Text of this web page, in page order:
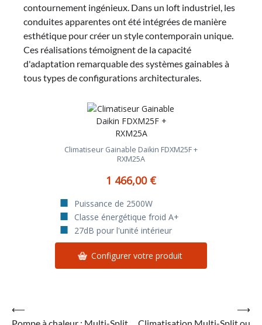
contournement ingénieux. Dans un loft industriel, les
conduites apparentes ont été intégrées de manière
esthétique pour créer un style contemporain unique.
Ces réalisations témoignent de la capacité
d'adaptation remarquable des systèmes gainables à
tous types de configurations architecturales.
Climatiseur Gainable Daikin FDXM25F +
RXM25A
1 466,00 €
Puissance de 2500W
Classe énergétique froid A+
27dB pour l'unité intérieur
Configurer votre produit
Navigation
⟵
⟶